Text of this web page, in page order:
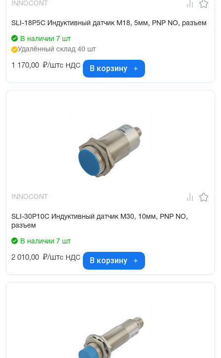
INNOCONT
SLI-18P5C Индуктивный датчик М18, 5мм, PNP NO, разъем
В наличии 7 шт
Удалённый склад 40 шт
1 170,00 ₽/штс НДС В корзину
INNOCONT
SLI-30P10C Индуктивный датчик М30, 10мм, PNP NO,
разъем
В наличии 7 шт
2 010,00 ₽/штс НДС В корзину